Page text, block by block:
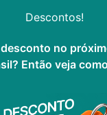
Descontos!
no
Então veja